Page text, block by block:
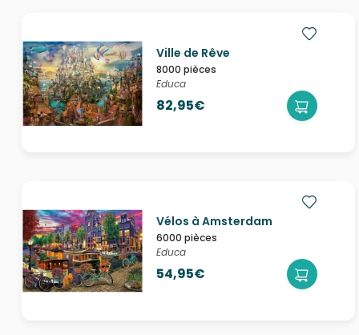
Ville de Rêve
8000 pièces
Educa
82,95€
Vélos à Amsterdam
6000 pièces
Educa
54,95€